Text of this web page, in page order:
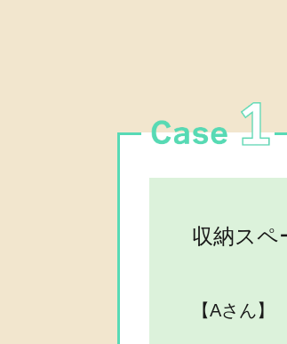
収納スペ
【Aさん】